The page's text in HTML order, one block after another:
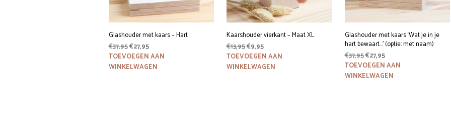
Glashouder met kaars – Hart
€37,95Oorspronkelijke
prijs
was:
€27,95Huidige
prijs
is:
TOEVOEGEN AAN
WINKELWAGEN
Kaarshouder vierkant – Maat XL
€13,95Oorspronkelijke
prijs
was:
€9,95Huidige
prijs
is:
TOEVOEGEN AAN
WINKELWAGEN
Glashouder met kaars ‘Wat je in je
hart bewaart…’ (optie: met naam)
€37,95Oorspronkelijke
prijs
was:
€27,95Huidige
prijs
is:
TOEVOEGEN AAN
WINKELWAGEN